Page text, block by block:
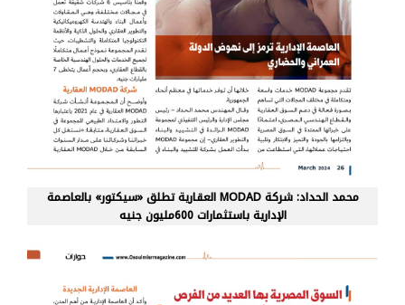
محمد الحداد: شركة MODAD العقارية تطلق «سيكتور» بالعاصمة
الإدارية باستثمارات 600مليون جنيه